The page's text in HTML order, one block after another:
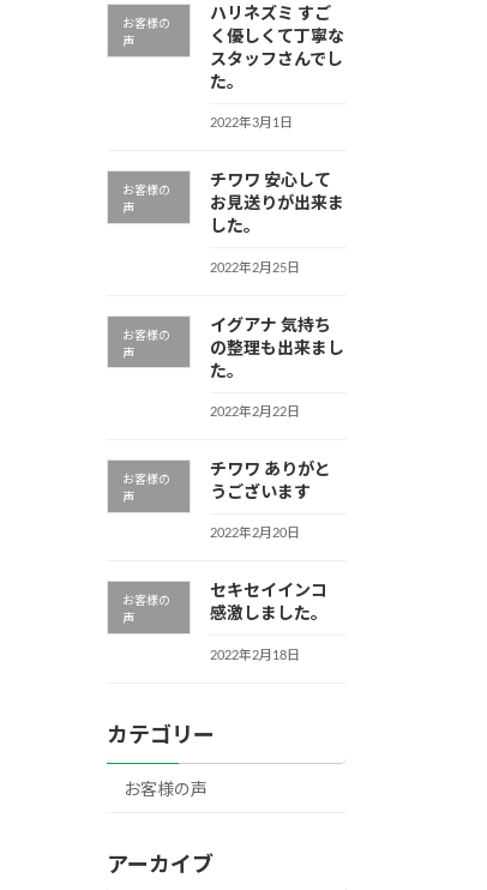
お客様の
声
ハリネズミ すご
く優しくて丁寧な
スタッフさんでし
た。
2022年3月1日
お客様の
声
チワワ 安心して
お見送りが出来ま
した。
2022年2月25日
お客様の
声
イグアナ 気持ち
の整理も出来まし
た。
2022年2月22日
お客様の
声
チワワ ありがと
うございます
2022年2月20日
お客様の
声
セキセイインコ
感激しました。
2022年2月18日
カテゴリー
お客様の声
アーカイブ